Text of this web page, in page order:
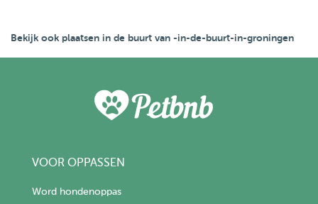
Bekijk ook plaatsen in de buurt van -in-de-buurt-in-groningen
VOOR OPPASSEN
Word hondenoppas